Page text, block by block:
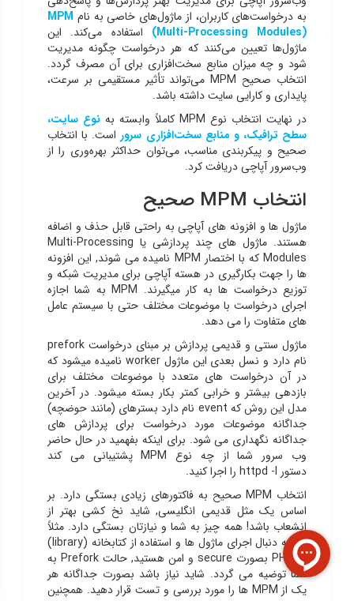
به درخواست‌های کاربران، از ماژول‌های خاصی به نام MPM
(Multi-Processing Modules) استفاده می‌کند. این
ماژول‌ها تعیین می‌کنند که هر درخواست چگونه مدیریت
شود و چه میزان منابع سخت‌افزاری برای آن مصرف گردد.
انتخاب صحیح MPM می‌تواند تأثیر مستقیمی بر سرعت،
پایداری و کارایی سایت داشته باشد.
در نهایت انتخاب نوع MPM کاملاً وابسته به
نوع سایت،
سطح ترافیک، و منابع سخت‌افزاری سرور است. با انتخاب
صحیح و پیکربندی مناسب، می‌توان حداکثر بهره‌وری را از
وب‌سرور آپاچی دریافت کرد.
انتخاب MPM صحیح
ماژول ها و افزونه های آپاچی به راحتی قابل حذف و اضافه
هستند. ماژول های چند پردازشی یا Multi-Processing
Modules که با اختصار MPM نامیده می شوند, این افزونه
ها را جهت بکارگیری در هسته آپاچی برای مدیریت شبکه و
توزیع درخواست ها به کار میگیرند. MPM به شما اجازه
اجرای درخواست با موضوعات مختلف حتی با سیستم عامل
های متفاوت را می دهد.
ماژول سنتی و قدیمی پردازش بر مبنای درخواست prefork
نام دارد و نسل بعدی این ماژول worker نامیده میشود که
در آن درخواست های متعدد با موضوعات مختلف برای
بازدهی بیشتر و خرابی کمتر بکار بسته میشود. در آخرین
مدل این روش که event نام دارد بسترهای (مانند حوضچه)
جداگانه موضوعات مورد درخواست برای پردازش های
جداگانه نگهداری می شود. برای اینکه بفهمید در حال حاضر
وب سرور شما از چه نوع MPM پشتیبانی می کند
دستور httpd -l را اجرا کنید.
انتخاب MPM صحیح به فاکتورهای زیادی بستگی دارد. بر
اساس یک مثل قدیمی انگلیسی, شاید نخ کشی بهتر از
انشعاب باشد! همه چیز به شما و نیازتان بستگی دارد. مثلاً
اگر به دنبال اجرای ماژول ها و استفاده از کتابخانه (library)
در PHP بصورت secure و امن هستید, حالت Prefork به
شما توضیه می گردد. شاید نیاز باشد بصورت جداگانه هر
یک از MPM ها را مورد بررسی و تست قرار دهید. همچنین